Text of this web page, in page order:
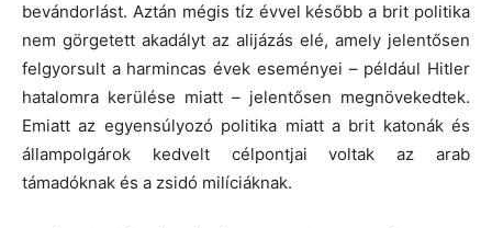
bevándorlást. Aztán mégis tíz évvel később a brit politika
nem görgetett akadályt az alijázás elé, amely jelentősen
felgyorsult a harmincas évek eseményei – például Hitler
hatalomra kerülése miatt – jelentősen megnövekedtek.
Emiatt az egyensúlyozó politika miatt a brit katonák és
állampolgárok kedvelt célpontjai voltak az arab
támadóknak és a zsidó milíciáknak.